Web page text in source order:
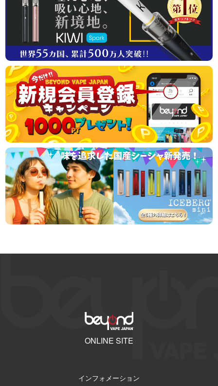
ONLINE SITE
インフォメーション